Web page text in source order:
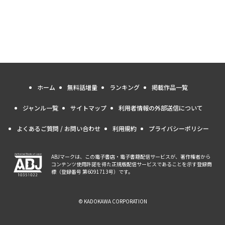
ホーム 無料話増量 ランキング 掲載作品一覧
ジャンル一覧 サイトマップ 利用者情報の外部送信について
よくあるご質問 / お問い合わせ 利用規約 プライバシーポリシー
ABJマークは、この電子書店・電子書籍配信サービスが、著作権者から
コンテンツ使用許諾を得た正規版配信サービスであることを示す登録商
標（登録番号 第6091713号）です。
© KADOKAWA CORPORATION